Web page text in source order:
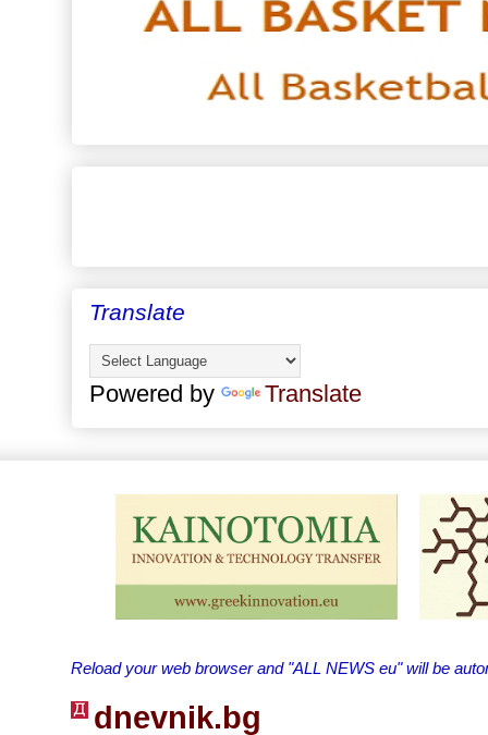
Translate
Powered by Translate
Reload your web browser and "ALL NEWS eu" will be
dnevnik.bg